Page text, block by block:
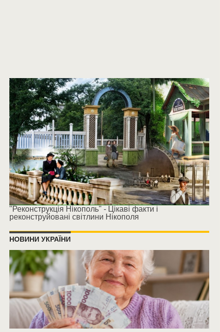
"Реконструкція Нікополь" - Цікаві факти і
реконструйовані світлини Нікополя
НОВИНИ УКРАЇНИ